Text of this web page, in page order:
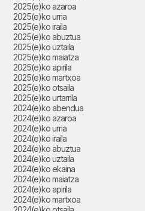
2025(e)ko azaroa
2025(e)ko urria
2025(e)ko iraila
2025(e)ko abuztua
2025(e)ko uztaila
2025(e)ko maiatza
2025(e)ko apirila
2025(e)ko martxoa
2025(e)ko otsaila
2025(e)ko urtarrila
2024(e)ko abendua
2024(e)ko azaroa
2024(e)ko urria
2024(e)ko iraila
2024(e)ko abuztua
2024(e)ko uztaila
2024(e)ko ekaina
2024(e)ko maiatza
2024(e)ko apirila
2024(e)ko martxoa